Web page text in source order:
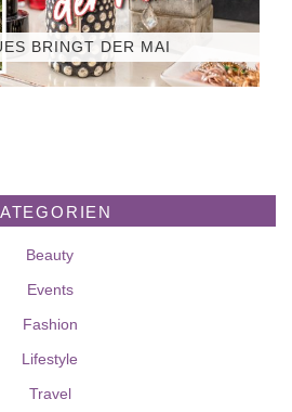
BRINGT DER MAI
Beauty
Events
Fashion
Lifestyle
Travel